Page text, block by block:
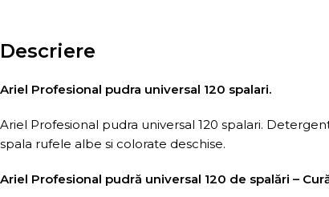
Descriere
Ariel Profesional pudra universal 120 spalari.
Ariel Profesional pudra universal 120 spalari.
spala rufele albe si colorate deschise.
Ariel Profesional pudră universal 120 de spalări –